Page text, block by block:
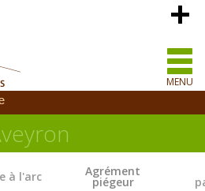
MENU
à l'arc Agrément
piégeur